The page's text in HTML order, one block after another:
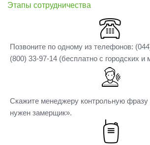
Этапы сотрудничества
Позвоните по одному из телефонов:
(800) 33-97-14 (бесплатно с городских и
Скажите менеджеру контрольную
нужен замерщик».